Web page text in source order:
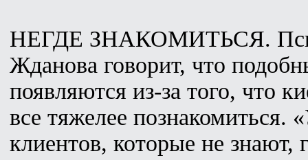
НЕГДЕ ЗНАКОМИТЬСЯ.
Жданова говорит, что
появляются из-за того, что
все тяжелее познакомиться.
клиентов, которые не знают,